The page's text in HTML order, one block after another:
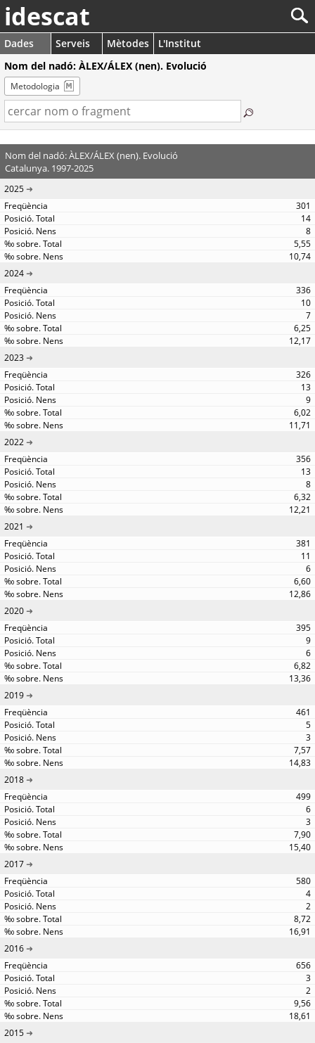
idescat
Dades Serveis Mètodes
L'Institut
Nom del nadó: ÀLEX/ÁLEX (nen). Evolució
Metodologia
Nom del nadó: ÀLEX/ÁLEX (nen). Evolució
Catalunya. 1997-2025
2025
301
14
8
5,55
10,74
2024
336
10
7
6,25
12,17
2023
326
13
9
6,02
11,71
2022
356
13
8
6,32
12,21
2021
381
11
6
6,60
12,86
2020
395
9
6
6,82
13,36
2019
461
5
3
7,57
14,83
2018
499
6
3
7,90
15,40
2017
580
4
2
8,72
16,91
2016
656
3
2
9,56
18,61
2015